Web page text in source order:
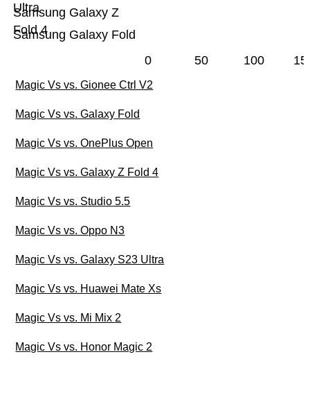
Samsung Galaxy Fold
Samsung Galaxy Z
Fold 4
Ultra
0 50 100
Magic Vs vs. Gionee Ctrl V2
Magic Vs vs. Galaxy Fold
Magic Vs vs. OnePlus Open
Magic Vs vs. Galaxy Z Fold 4
Magic Vs vs. Studio 5.5
Magic Vs vs. Oppo N3
Magic Vs vs. Galaxy S23 Ultra
Magic Vs vs. Huawei Mate Xs
Magic Vs vs. Mi Mix 2
Magic Vs vs. Honor Magic 2